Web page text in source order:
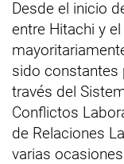
Desde el inicio
entre Hitachi y
sido constantes
través del
Conflictos
de Relaciones
varias